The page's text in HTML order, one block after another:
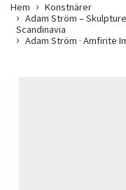
Hem
Konstnärer
Adam Ström –
Scandinavia
Adam Ström · Amfirite